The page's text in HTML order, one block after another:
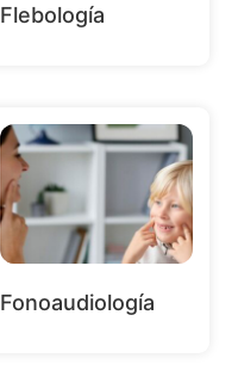
Flebología
Fonoaudiología